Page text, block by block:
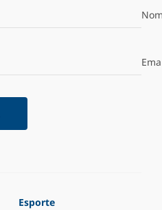
Esporte